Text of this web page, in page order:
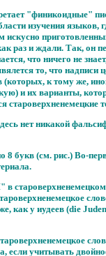
"финикоидные"
изучения
искусно
раз и ждали. Так, он
что ничего не
то, что надписи
к тому же,
и их варианты,
староверхненемецкие
нет никакой
букв (см. рис.) Во-
как у иудеев (die
если учитывать